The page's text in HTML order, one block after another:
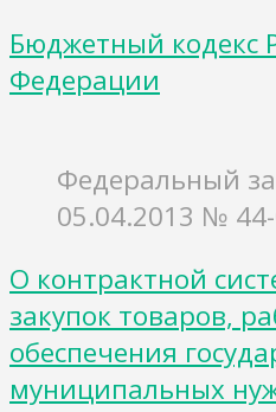
Бюджетный кодекс
Федерации
Федеральный
05.04.2013 №
О контрактной
закупок товаров,
обеспечения
муниципальных